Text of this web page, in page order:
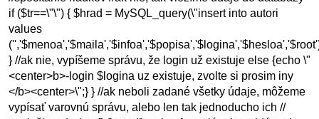
if ($tr==\"\") { $hrad = MySQL_query(\"insert into autori
values
} //ak nie, vypíšeme správu, že login už existuje else {echo \"
<center>b>-login $logina uz existuje, zvolte si prosim iny
</b><center>\";} } //ak neboli zadané všetky údaje, môžeme
vypísať varovnú správu, alebo len tak jednoducho ich //